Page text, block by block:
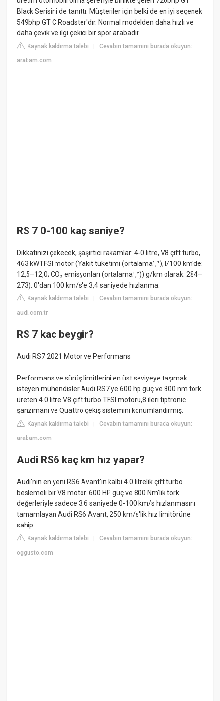
Black Serisini de tanıttı. Müşteriler için belki de en iyi seçenek
549bhp GT C Roadster'dır. Normal modelden daha hızlı ve
daha çevik ve ilgi çekici bir spor arabadır.
Kaynak kaldırma talebi |Cevabın tamamını burada okuyun:
arabam.com
RS 7 0-100 kaç saniye?
Dikkatinizi çekecek, şaşırtıcı rakamlar: 4-0 litre, V8 çift turbo,
463 kWTFSI motor (Yakıt tüketimi (ortalama¹,²), l/100 km'de:
12,5–12,0; CO₂ emisyonları (ortalama¹,²)) g/km olarak: 284–
273). 0'dan 100 km/s'e 3,4 saniyede hızlanma.
Kaynak kaldırma talebi |Cevabın tamamını burada okuyun:
audi.com.tr
RS 7 kac beygir?
Audi RS7 2021 Motor ve Performans
Performans ve sürüş limitlerini en üst seviyeye taşımak
isteyen mühendisler Audi RS7'ye 600 hp güç ve 800 nm tork
üreten 4.0 litre V8 çift turbo TFSI motoru,8 ileri tiptronic
şanzımanı ve Quattro çekiş sistemini konumlandırmış.
Kaynak kaldırma talebi |Cevabın tamamını burada okuyun:
arabam.com
Audi RS6 kaç km hız yapar?
Audi'nin en yeni RS6 Avant'ın kalbi 4.0 litrelik çift turbo
beslemeli bir V8 motor. 600 HP güç ve 800 Nm'lik tork
değerleriyle sadece 3.6 saniyede 0-100 km/s hızlanmasını
tamamlayan Audi RS6 Avant, 250 km/s'lik hız limitörüne
sahip.
Kaynak kaldırma talebi |Cevabın tamamını burada okuyun:
oggusto.com